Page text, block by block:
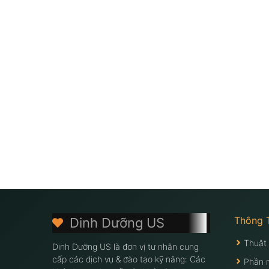
Dinh Dưỡng US
Dinh Dưỡng US là đơn vị tư nhân cung
cấp các dịch vụ & đào tạo kỹ năng: Các
Thông
Thuật
Phần